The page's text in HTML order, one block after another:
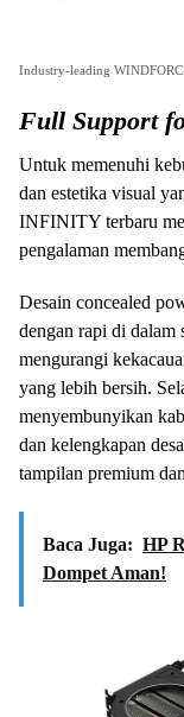
Industry-leading
Full Support
Untuk memenuhi
dan estetika visual
INFINITY terbaru
pengalaman
Desain concealed
dengan rapi di dalam
mengurangi
yang lebih bersih.
menyembunyikan
dan kelengkapan
tampilan premium
Baca Juga: HP
Dompet Aman!